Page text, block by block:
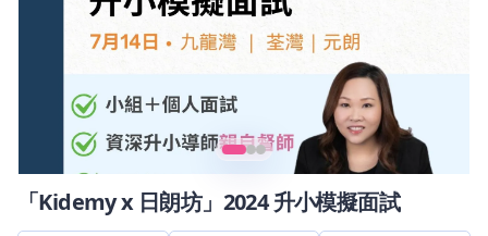
「Kidemy x 日朗坊」2024 升小模擬面試